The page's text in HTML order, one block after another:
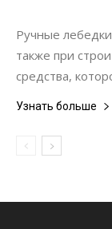
Ручные
также при
средства,
Узнать больше